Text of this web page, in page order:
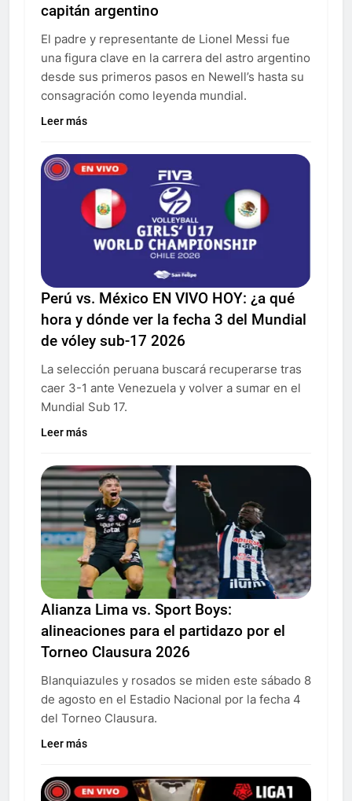
capitán argentino
El padre y representante de Lionel Messi fue
una figura clave en la carrera del astro argentino
desde sus primeros pasos en Newell’s hasta su
consagración como leyenda mundial.
Leer más
Perú vs. México EN VIVO HOY: ¿a qué
hora y dónde ver la fecha 3 del Mundial
de vóley sub-17 2026
La selección peruana buscará recuperarse tras
caer 3-1 ante Venezuela y volver a sumar en el
Mundial Sub 17.
Leer más
Alianza Lima vs. Sport Boys:
alineaciones para el partidazo por el
Torneo Clausura 2026
Blanquiazules y rosados se miden este sábado 8
de agosto en el Estadio Nacional por la fecha 4
del Torneo Clausura.
Leer más